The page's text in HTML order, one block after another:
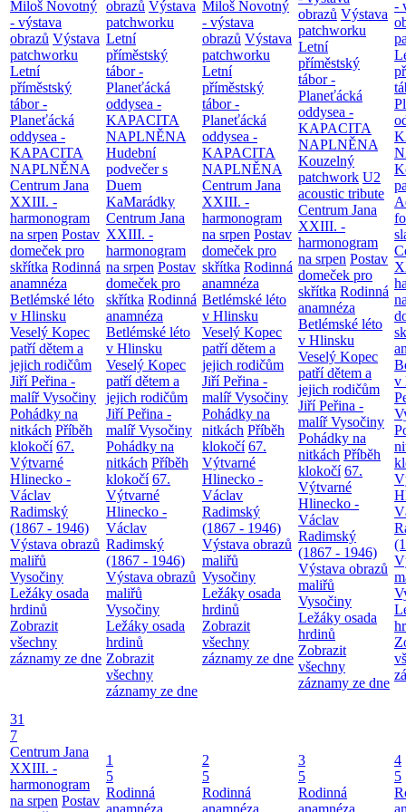
Miloš Novotný
- výstava
obrazů Výstava
patchworku
Letní
příměstský
tábor -
Planeťácká
oddysea -
KAPACITA
NAPLNĚNA
Centrum Jana
XXIII. -
harmonogram
na srpen Postav
domeček pro
skřítka Rodinná
anamnéza
Betlémské léto
v Hlinsku
Veselý Kopec
patří dětem a
jejich rodičům
Jiří Peřina -
malíř Vysočiny
Pohádky na
nitkách Příběh
klokočí 67.
Výtvarné
Hlinecko -
Václav
Radimský
(1867 - 1946)
Výstava obrazů
maliřů
Vysočiny
Ležáky osada
hrdinů
Zobrazit
všechny
záznamy ze dne
obrazů Výstava
patchworku
Letní
příměstský
tábor -
Planeťácká
oddysea -
KAPACITA
NAPLNĚNA
Hudební
podvečer s
Duem
KaMarádky
Centrum Jana
XXIII. -
harmonogram
na srpen Postav
domeček pro
skřítka Rodinná
anamnéza
Betlémské léto
v Hlinsku
Veselý Kopec
patří dětem a
jejich rodičům
Jiří Peřina -
malíř Vysočiny
Pohádky na
nitkách Příběh
klokočí 67.
Výtvarné
Hlinecko -
Václav
Radimský
(1867 - 1946)
Výstava obrazů
maliřů
Vysočiny
Ležáky osada
hrdinů
Zobrazit
všechny
záznamy ze dne
Miloš Novotný
- výstava
obrazů Výstava
patchworku
Letní
příměstský
tábor -
Planeťácká
oddysea -
KAPACITA
NAPLNĚNA
Centrum Jana
XXIII. -
harmonogram
na srpen Postav
domeček pro
skřítka Rodinná
anamnéza
Betlémské léto
v Hlinsku
Veselý Kopec
patří dětem a
jejich rodičům
Jiří Peřina -
malíř Vysočiny
Pohádky na
nitkách Příběh
klokočí 67.
Výtvarné
Hlinecko -
Václav
Radimský
(1867 - 1946)
Výstava obrazů
maliřů
Vysočiny
Ležáky osada
hrdinů
Zobrazit
všechny
záznamy ze dne
obrazů Výstava
patchworku
Letní
příměstský
tábor -
Planeťácká
oddysea -
KAPACITA
NAPLNĚNA
Kouzelný
patchwork U2
acoustic tribute
Centrum Jana
XXIII. -
harmonogram
na srpen Postav
domeček pro
skřítka Rodinná
anamnéza
Betlémské léto
v Hlinsku
Veselý Kopec
patří dětem a
jejich rodičům
Jiří Peřina -
malíř Vysočiny
Pohádky na
nitkách Příběh
klokočí 67.
Výtvarné
Hlinecko -
Václav
Radimský
(1867 - 1946)
Výstava obrazů
maliřů
Vysočiny
Ležáky osada
hrdinů
Zobrazit
všechny
záznamy ze dne
-
v
31
7
Centrum Jana
XXIII. -
harmonogram
na srpen Postav
1
5
Rodinná
anamnéza
2
5
Rodinná
anamnéza
3
5
Rodinná
anamnéza
4
5